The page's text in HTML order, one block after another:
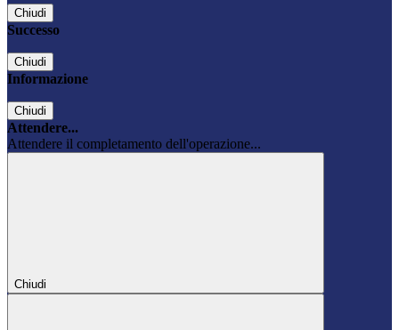
Chiudi
Successo
Chiudi
Informazione
Chiudi
Attendere...
Attendere il completamento dell'operazione...
Chiudi